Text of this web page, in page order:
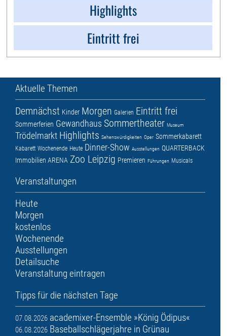
Highlights
Eintritt frei
Aktuelle Themen
Demnächst Kinder Morgen Galerien Eintritt frei
Sommerferien Gewandhaus Sommertheater Museum
Trödelmarkt Highlights Sehenswürdigkeiten Oper Sommerkabarett
Kabarett Wochenende Heute Dinner-Show Ausstellungen QUARTERBACK
Immobilien ARENA Zoo Leipzig Premieren Führungen Musicals
Veranstaltungen
Heute
Morgen
kostenlos
Wochenende
Ausstellungen
Detailsuche
Veranstaltung eintragen
Tipps für die nächsten Tage
07.08.2026 academixer-Ensemble »König Ödipus«
06.08.2026 Baseballschlägerjahre in Grünau